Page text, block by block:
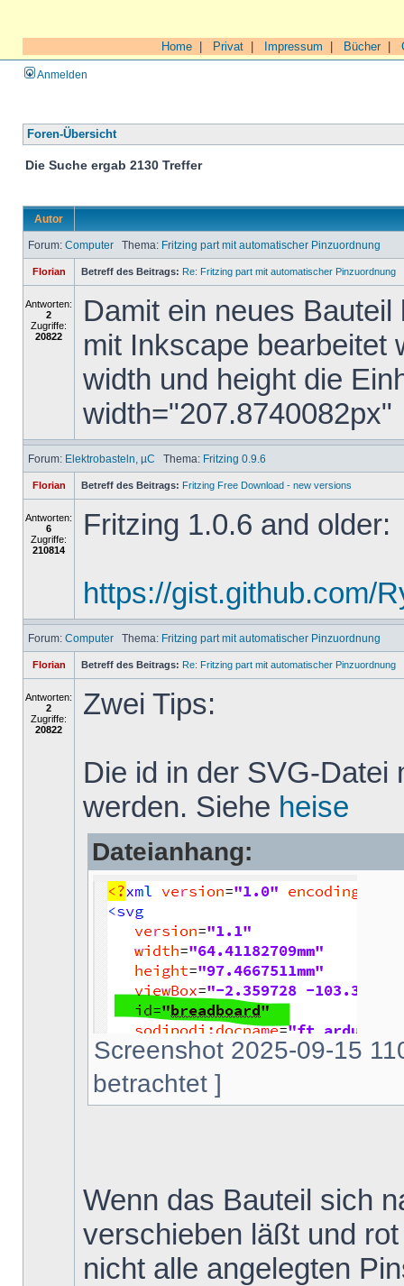
Home Privat Impressum Bücher|
Anmelden
Foren-Übersicht
Die Suche ergab 2130 Treffer
Autor
Forum: Computer Thema: Fritzing part mit automatischer Pinzuordnung
Florian Betreff des Beitrags: Re: Fritzing part mit automatischer Pinzuordnung
Antworten:
2
Zugriffe:
20822
Damit ein neues
mit Inkscape bearbeitet
width und height die
width="207.8740082px"
Forum: Elektrobasteln, µC Thema: Fritzing 0.9.6
Florian Betreff des Beitrags: Fritzing Free Download - new versions
Antworten:
6
Zugriffe:
210814
Fritzing 1.0.6 and older:
https://gist.github.com/
Forum: Computer Thema: Fritzing part mit automatischer Pinzuordnung
Florian Betreff des Beitrags: Re: Fritzing part mit automatischer Pinzuordnung
Antworten:
2
Zugriffe:
20822
Zwei Tips:
Die id in der SVG-Datei
werden. Siehe heise
Dateianhang:
Screenshot 2025-09-15
betrachtet ]
Wenn das Bauteil sich
verschieben läßt und
nicht alle angelegten